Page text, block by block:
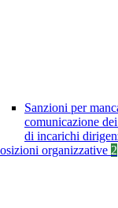
Sanzioni per
comunicazione
di incarichi
organizzative 2